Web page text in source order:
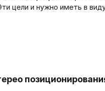
цели и нужно иметь в